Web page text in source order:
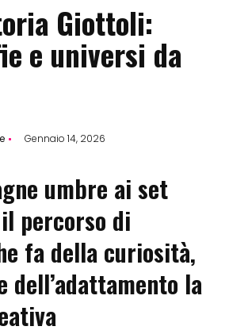
Giottoli:
e universi da
Gennaio 14, 2026
umbre ai set
percorso di
fa della curiosità,
dell’adattamento la